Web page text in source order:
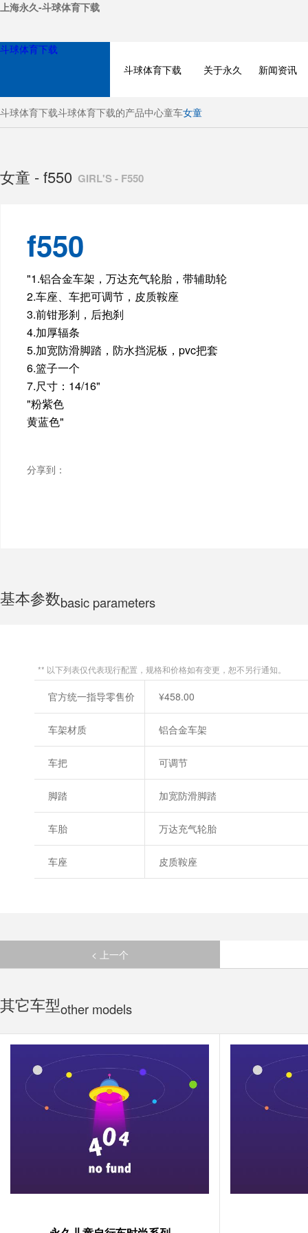
上海永久-斗球体育下载
斗球体育下载
斗球体育下载
关于永久 新闻资讯
斗球体育下载斗球体育下载的产品中心童车女童
BICYCLE
ELECTRIC BIKE
ELECTRIC MOTORCYCLE
TRICYCLE
女童 - f550 GIRL'S - F550
f550
"1.铝合金车架，万达充气轮胎，带辅助轮
2.车座、车把可调节，皮质鞍座
3.前钳形刹，后抱刹
4.加厚辐条
5.加宽防滑脚踏，防水挡泥板，pvc把套
6.篮子一个
7.尺寸：14/16"
"粉紫色
黄蓝色"
分享到：
基本参数basic parameters
** 以下列表仅代表现行配置，规格和价格如有变更，恕不另行通知。
官方统一指导零售价 ¥458.00
车架材质 铝合金车架
车把 可调节
脚踏 加宽防滑脚踏
车胎 万达充气轮胎
车座 皮质鞍座
< 上一个
其它车型other models